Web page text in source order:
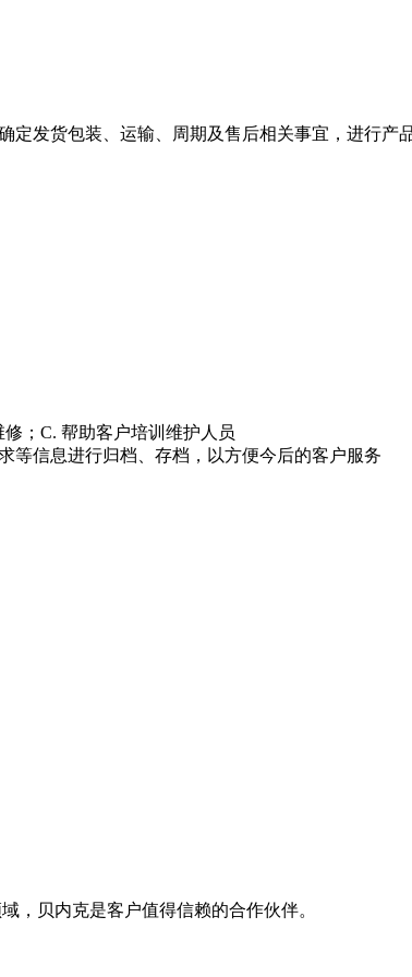
发货包装、运输、周期及售后相关事宜，进行产
；C. 帮助客户培训维护人员
等信息进行归档、存档，以方便今后的客户服务
，贝内克是客户值得信赖的合作伙伴。